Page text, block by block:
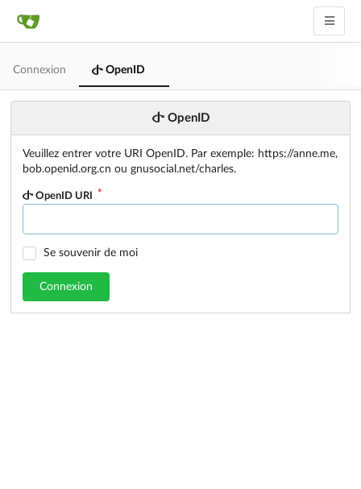
Connexion OpenID
OpenID
Veuillez entrer votre URI OpenID. Par exemple: https://anne.me,
bob.openid.org.cn ou gnusocial.net/charles.
OpenID URI
Se souvenir de moi
Connexion